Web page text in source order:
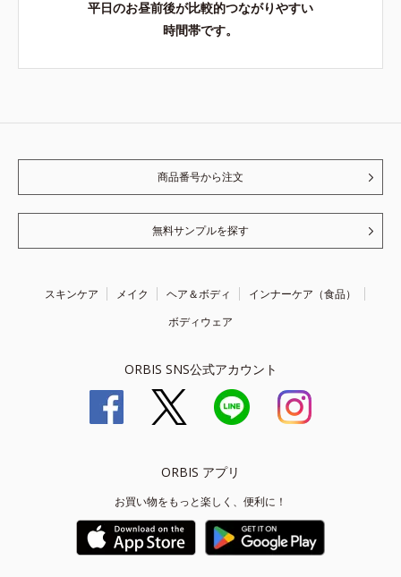
平日のお昼前後が比較的つながりやすい
時間帯です。
商品番号から注文
無料サンプルを探す
スキンケア メイク ヘア＆ボディ
インナーケア（食品）
ボディウェア
ORBIS SNS公式アカウント
ORBIS アプリ
お買い物をもっと楽しく、便利に！